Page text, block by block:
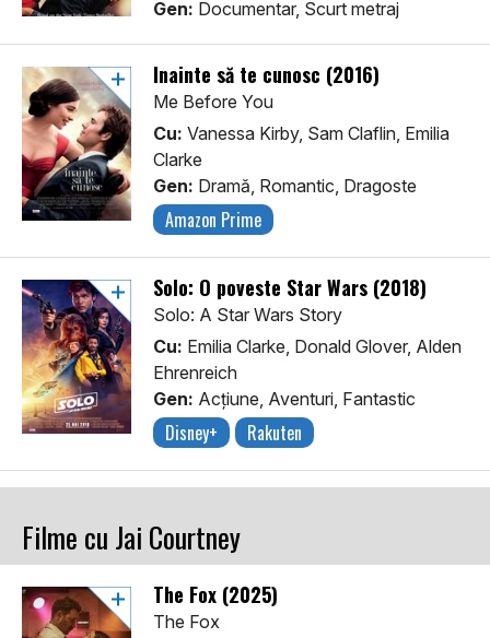
Gen: Documentar, Scurt metraj
Înainte să te cunosc (2016)
Me Before You
Cu: Vanessa Kirby, Sam Claflin, Emilia
Clarke
Gen: Dramă, Romantic, Dragoste
Amazon Prime
Solo: O poveste Star Wars (2018)
Solo: A Star Wars Story
Cu: Emilia Clarke, Donald Glover, Alden
Ehrenreich
Gen: Acţiune, Aventuri, Fantastic
Disney+ Rakuten
Filme cu Jai Courtney
The Fox (2025)
The Fox